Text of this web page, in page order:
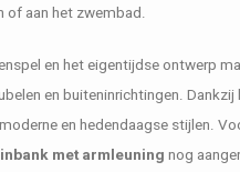
of aan het zwembad.
en het eigentijdse ontwerp
en buiteninrichtingen.
en hedendaagse stijlen.
met armleuning nog